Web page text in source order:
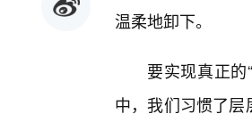
温柔地卸下。
要实现真正的
中，我们习惯了